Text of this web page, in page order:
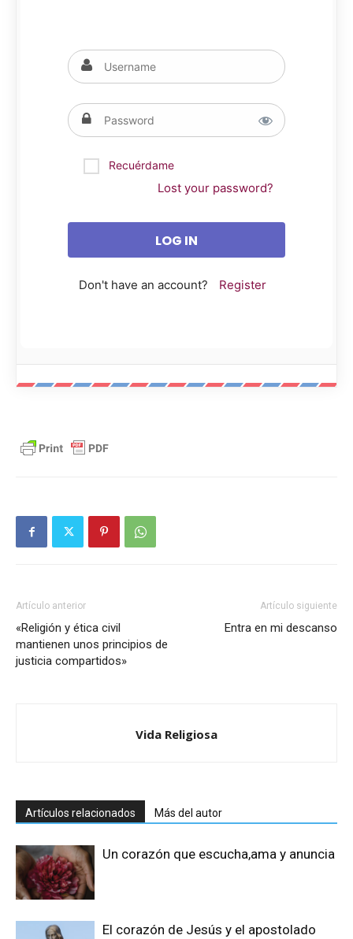
Recuérdame
Lost your password?
Don't have an account? Register
Artículo anterior
«Religión y ética civil
mantienen unos principios de
justicia compartidos»
Artículo siguiente
Entra en mi descanso
Vida Religiosa
Artículos relacionados Más del autor
Un corazón que escucha,ama y anuncia
El corazón de Jesús y el apostolado